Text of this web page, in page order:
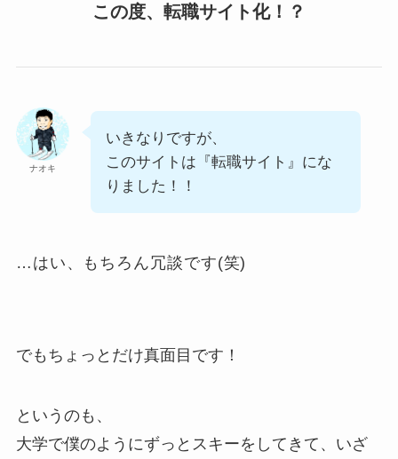
この度、転職サイト化！？
ナオキ
いきなりですが、
このサイトは『転職サイト』にな
りました！！
…はい、もちろん冗談です(笑)
でもちょっとだけ真面目です！
というのも、
大学で僕のようにずっとスキーをしてきて、いざ